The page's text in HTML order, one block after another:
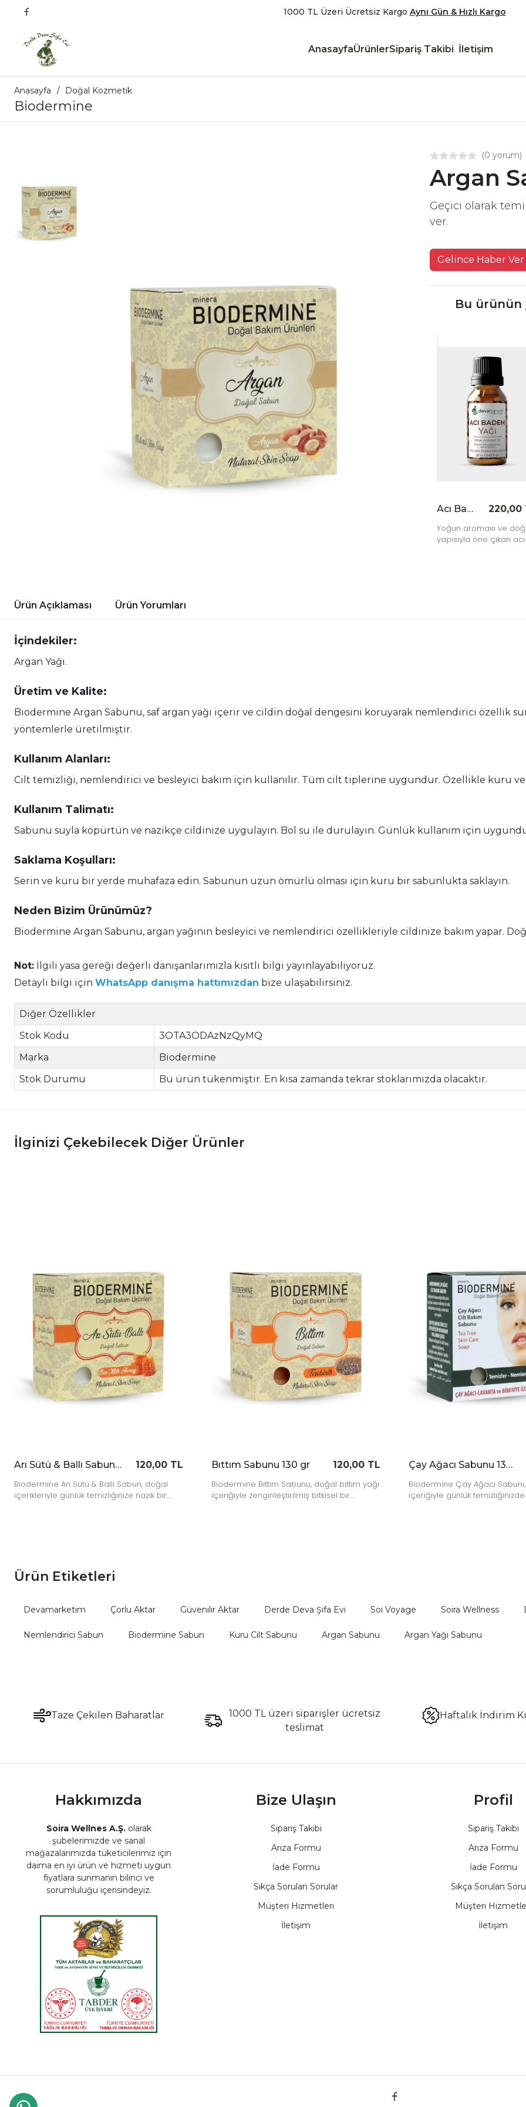
1000 TL Üzeri Ücretsiz Kargo Aynı Gün & Hızlı Kargo
AnasayfaÜrünlerSipariş Takibi İletişim
Anasayfa Doğal Kozmetik
Biodermine
(0 yorum)
Argan
Geçici olarak
ver.
Gelince Haber Ver
Bu
Acı Badem Yağı 20 cc
220,00
Yoğun aroması ve
yapısıyla öne çıkan acı
Ürün Açıklaması Ürün Yorumları
İçindekiler:
Argan Yağı.
Üretim ve Kalite:
Biodermine Argan Sabunu, saf argan yağı içerir ve cildin doğal dengesini koruyarak nemlendirici özellik
yöntemlerle üretilmiştir.
Kullanım Alanları:
Cilt temizliği, nemlendirici ve besleyici bakım için kullanılır. Tüm cilt tiplerine uygundur. Özellikle kuru
Kullanım Talimatı:
Sabunu suyla köpürtün ve nazikçe cildinize uygulayın. Bol su ile durulayın. Günlük kullanım için
Saklama Koşulları:
Serin ve kuru bir yerde muhafaza edin. Sabunun uzun ömürlü olması için kuru bir sabunlukta saklayın.
Neden Bizim Ürünümüz?
Biodermine Argan Sabunu, argan yağının besleyici ve nemlendirici özellikleriyle cildinize bakım yapar.
Not: İlgili yasa gereği değerli danışanlarımızla kısıtlı bilgi yayınlayabiliyoruz.
Detaylı bilgi için WhatsApp danışma hattımızdan bize ulaşabilirsiniz.
Diğer Özellikler
Stok Kodu
3OTA3ODAzNzQyMQ
Marka
Biodermine
Stok Durumu
Bu ürün tükenmiştir. En kısa zamanda tekrar stoklarımızda olacaktır.
İlginizi Çekebilecek Diğer Ürünler
Bıttım Sabunu 130 gr
120,00 TL
Biodermine Bıttım Sabunu, doğal bıttım yağı
içeriğiyle zenginleştirilmiş bitkisel bir
140,00 TL
Biodermine Çay Ağacı Sabunu, doğal
içeriğiyle günlük temizliğinizde ferahlatıcı bir
Derma Sabun 130 gr
Biodermine Derma Sabun,
cildinizi nazikçe temizler, yağı
Ürün Etiketleri
Devamarketim Çorlu Aktar Güvenilir Aktar Derde Deva Şifa Evi Soi Voyage Soira Wellness
Nemlendirici Sabun Biodermine Sabun Kuru Cilt Sabunu Argan Sabunu Argan Yağı Sabunu
Taze Çekilen Baharatlar
1000 TL üzeri siparişler ücretsiz
teslimat
Haftalık İndirim
Hakkımızda
Soira Wellnes A.Ş.olarak
şubelerimizde ve sanal
mağazalarımızda tüketicilerimiz için
daima en iyi ürün ve hizmeti uygun
fiyatlara sunmanın bilinci ve
sorumluluğu içerisindeyiz.
Bize Ulaşın
Sipariş Takibi
Arıza Formu
İade Formu
Sıkça Sorulan Sorular
Müşteri Hizmetleri
İletişim
Profil
Sipariş Takibi
Arıza Formu
İade Formu
Sıkça Sorulan
Müşteri
İletişim